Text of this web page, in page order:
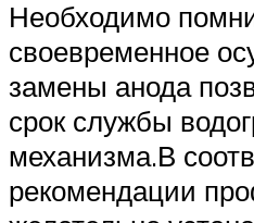
Необходимо
своевременное
замены анода
срок службы
механизма.В
рекомендации